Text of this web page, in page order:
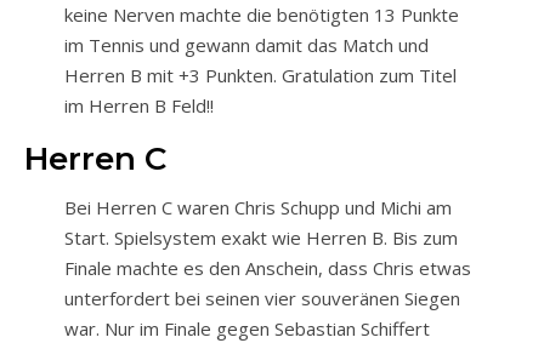
keine Nerven machte die benötigten 13 Punkte
im Tennis und gewann damit das Match und
Herren B mit +3 Punkten. Gratulation zum Titel
im Herren B Feld!!
Herren C
Bei Herren C waren Chris Schupp und Michi am
Start. Spielsystem exakt wie Herren B. Bis zum
Finale machte es den Anschein, dass Chris etwas
unterfordert bei seinen vier souveränen Siegen
war. Nur im Finale gegen Sebastian Schiffert